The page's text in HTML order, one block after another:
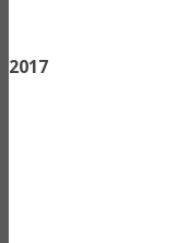
2017